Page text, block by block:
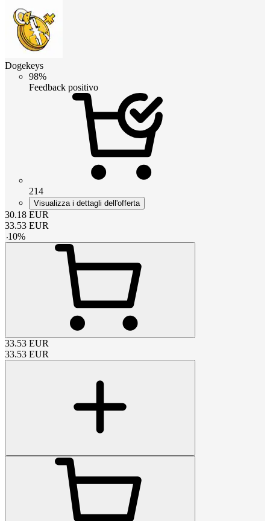
Dogekeys
98%
Feedback positivo
214
Visualizza i dettagli dell'offerta
30.18 EUR
33.53 EUR
-10%
33.53 EUR
33.53 EUR